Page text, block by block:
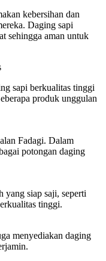
kebersihan dan
Daging sapi
sehingga aman untuk
sapi berkualitas tinggi
produk unggulan
Fadagi. Dalam
potongan daging
yang siap saji, seperti
tinggi.
menyediakan daging